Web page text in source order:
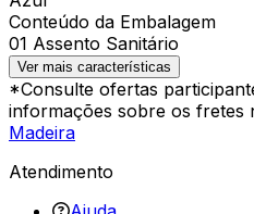
Conteúdo da Embalagem
01 Assento Sanitário
Ver mais características
*Consulte ofertas
informações sobre os fretes
Madeira
Atendimento